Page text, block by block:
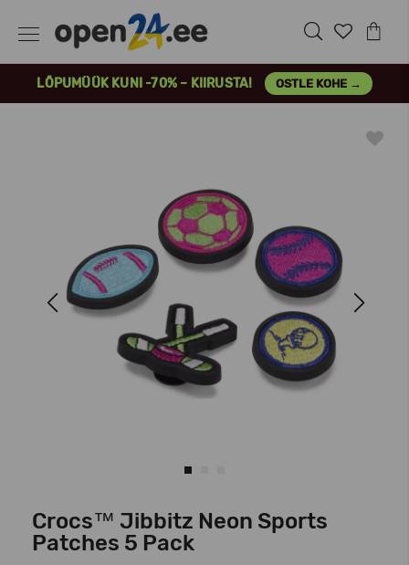
LÕPUMÜÜK KUNI -70% – KIIRUSTA! OSTLE KOHE →
Previous Next
Crocs™ Jibbitz Neon Sports
Patches 5 Pack